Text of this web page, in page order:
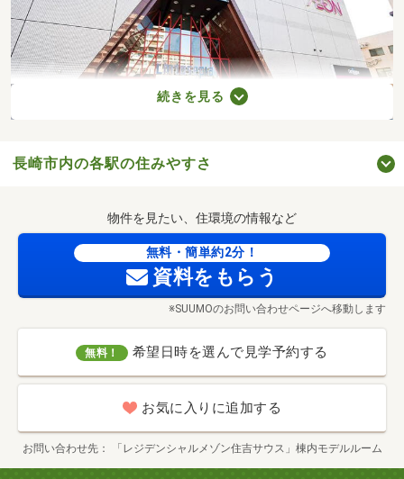
続きを見る
長崎市内の各駅の住みやすさ
物件を見たい、住環境の情報など
無料・簡単約2分！
資料をもらう
※SUUMOのお問い合わせページへ移動します
無料！ 希望日時を選んで見学予約する
お気に入りに追加する
お問い合わせ先 「レジデンシャルメゾン住吉サウス」棟内モデルルーム